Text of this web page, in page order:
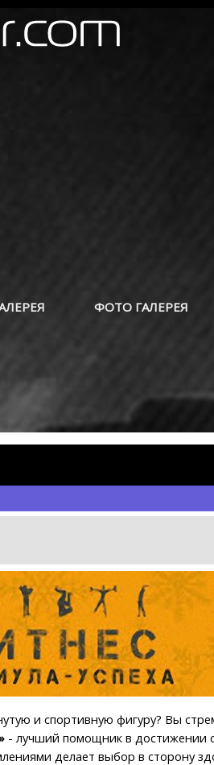
ФОТО ГАЛЕРЕЯ
и спортивную фигуру? Вы
- лучший помощник в достижении
делает выбор в сторону